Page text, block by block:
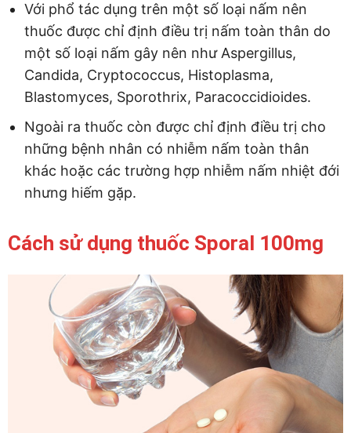
Với phổ tác dụng trên một số loại nấm nên
thuốc được chỉ định điều trị nấm toàn thân do
một số loại nấm gây nên như Aspergillus,
Candida, Cryptococcus, Histoplasma,
Blastomyces, Sporothrix, Paracoccidioides.
Ngoài ra thuốc còn được chỉ định điều trị cho
những bệnh nhân có nhiễm nấm toàn thân
khác hoặc các trường hợp nhiễm nấm nhiệt đới
nhưng hiếm gặp.
Cách sử dụng thuốc Sporal 100mg